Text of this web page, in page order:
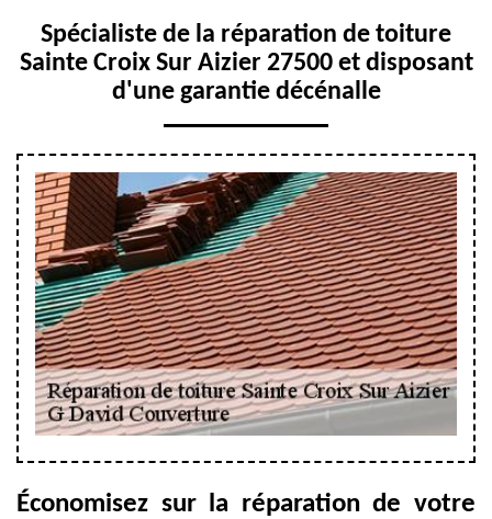
Spécialiste de la réparation de toiture
Sainte Croix Sur Aizier 27500 et disposant
d'une garantie décénalle
Économisez sur la réparation de votre